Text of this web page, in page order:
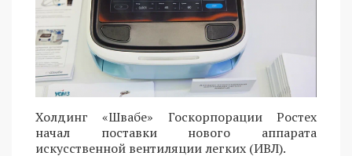
Холдинг «Швабе» Госкорпорации Ростех
начал поставки нового аппарата
искусственной вентиляции легких (ИВЛ).